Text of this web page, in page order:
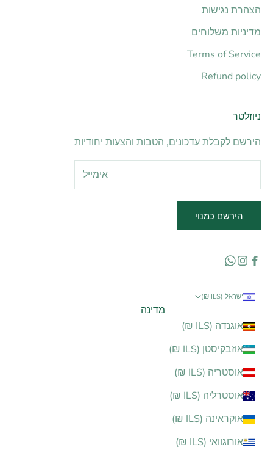
הצהרת נגישות
מדיניות משלוחים
Terms of Service
Refund policy
ניוזלטר
הירשם לקבלת עדכונים, הטבות והצעות יחודיות
הירשם כמנוי
ישראל (ILS ₪)
מדינה
אוגנדה (ILS ₪)
אוזבקיסטן (ILS ₪)
אוסטריה (ILS ₪)
אוסטרליה (ILS ₪)
אוקראינה (ILS ₪)
אורוגוואי (ILS ₪)